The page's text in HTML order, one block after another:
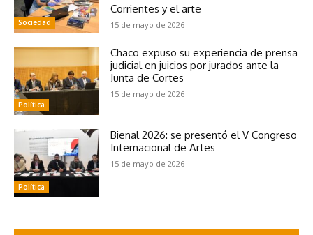
Sociedad
Corrientes y el arte
15 de mayo de 2026
Política
Chaco expuso su experiencia de prensa
judicial en juicios por jurados ante la
Junta de Cortes
15 de mayo de 2026
Política
Bienal 2026: se presentó el V Congreso
Internacional de Artes
15 de mayo de 2026